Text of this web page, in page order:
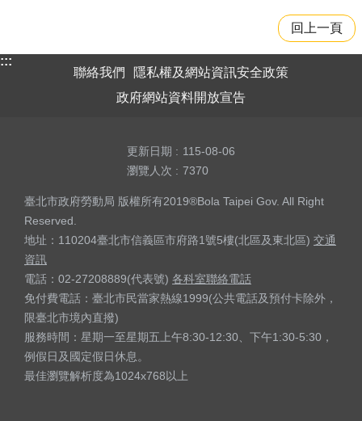
回上一頁
:::
聯絡我們
隱私權及網站資訊安全政策
政府網站資料開放宣告
更新日期
115-08-06
瀏覽人次
7370
臺北市政府勞動局 版權所有2019®Bola Taipei Gov. All Right
Reserved.
地址：110204臺北市信義區市府路1號5樓(北區及東北區) 交通
資訊
電話：02-27208889(代表號) 各科室聯絡電話
免付費電話：臺北市民當家熱線1999(公共電話及預付卡除外，
限臺北市境內直撥)
服務時間：星期一至星期五上午8:30-12:30、下午1:30-5:30，
例假日及國定假日休息。
最佳瀏覽解析度為1024x768以上